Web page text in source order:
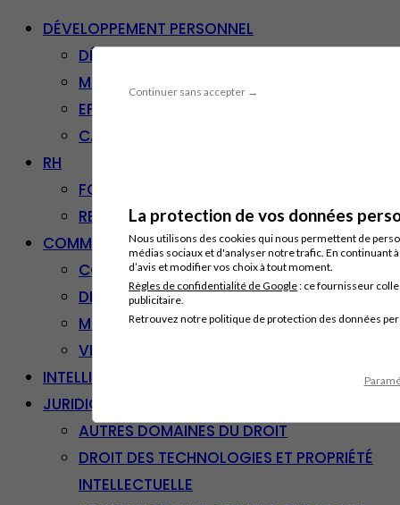
Continuer sans accepter →
La protection de vos données
Nous utilisons des cookies qui nous permettent de
médias sociaux et d'analyser notre trafic. En continuant
d’avis et modifier vos choix à tout moment.
Règles de confidentialité de Google: ce fournisseur
publicitaire.
Retrouvez notre politique de protection des données
DÉVELOPPEMENT PERSONNEL
DÉVELOPPEMENT PERSONNEL
MANAGEMENT
EFFICACITÉ PROFESSIONNELLE
CARRIÈRE & RECONVERSION
RH
FORMATION PROFESSIONNELLE
RESSOURCES HUMAINES
COMMUNICATION/DIGITAL
COMMUNICATION
DIGITAL
MARKETING
VENTE – RELATION CLIENT
INTELLIGENCE ARTIFICIELLE
JURIDIQUE
AUTRES DOMAINES DU DROIT
DROIT DES TECHNOLOGIES ET PROPRIÉTÉ
INTELLECTUELLE